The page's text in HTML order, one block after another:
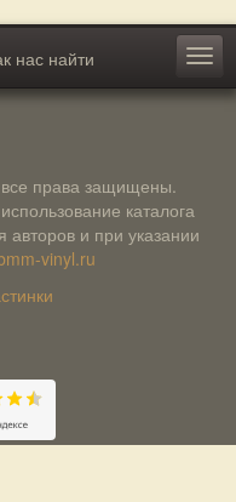
нас найти
права защищены.
каталога
авторов и при указании
vinyl.ru